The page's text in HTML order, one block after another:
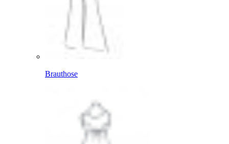
Brauthose